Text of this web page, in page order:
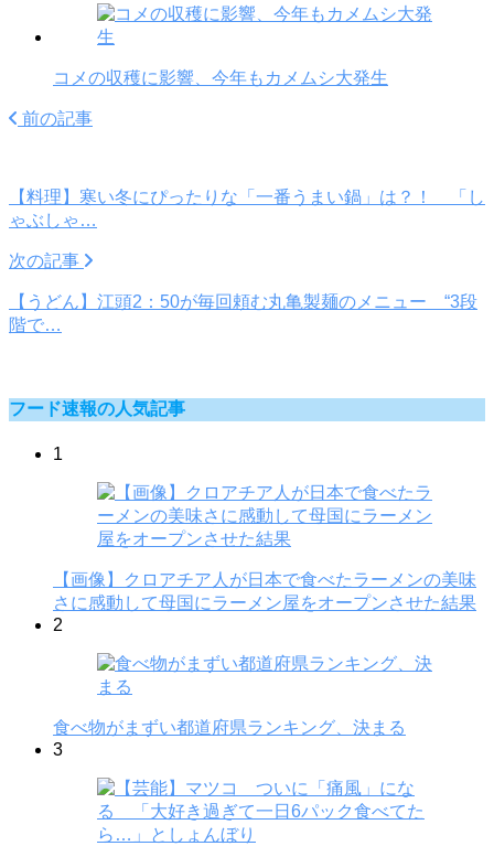
コメの収穫に影響、今年もカメムシ大発生
前の記事
【料理】寒い冬にぴったりな「一番うまい鍋」は？！ 「し
ゃぶしゃ…
次の記事
【うどん】江頭2：50が毎回頼む丸亀製麺のメニュー “3段
階で…
フード速報の人気記事
1
【画像】クロアチア人が日本で食べたラーメンの美味
さに感動して母国にラーメン屋をオープンさせた結果
2
食べ物がまずい都道府県ランキング、決まる
3